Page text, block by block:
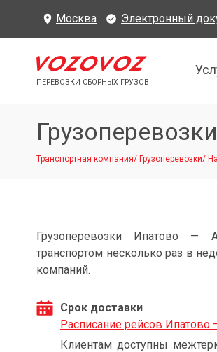
Москва Электронный
ПЕРЕВОЗКИ СБОРНЫХ ГРУЗОВ
Транспортная компания/ Грузоперевозки/
Грузоперевозки Ипатово —
транспортом несколько раз в
компаний.
Срок доставки
Расписание рейсов Ипатово
Клиентам доступны